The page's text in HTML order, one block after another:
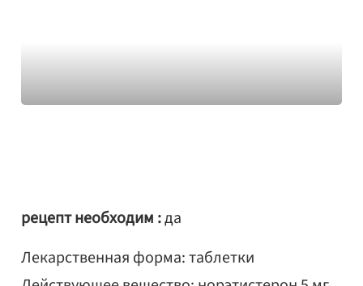
рецепт необходим :да
Лекарственная форма: таблетки